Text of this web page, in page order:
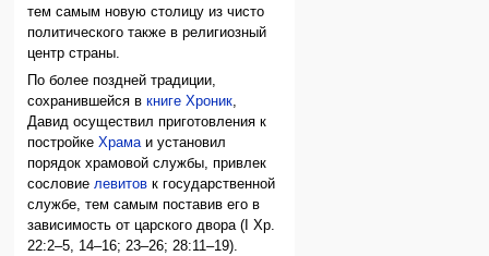
тем самым новую столицу из чисто
политического также в религиозный
центр страны.
По более поздней традиции,
сохранившейся вкниге Хроник,
Давид осуществил приготовления к
постройкеХрамаи установил
порядок храмовой службы, привлек
сословиелевитов к государственной
службе, тем самым поставив его в
зависимость от царского двора (I Хр.
22:2–5, 14–16; 23–26; 28:11–19).